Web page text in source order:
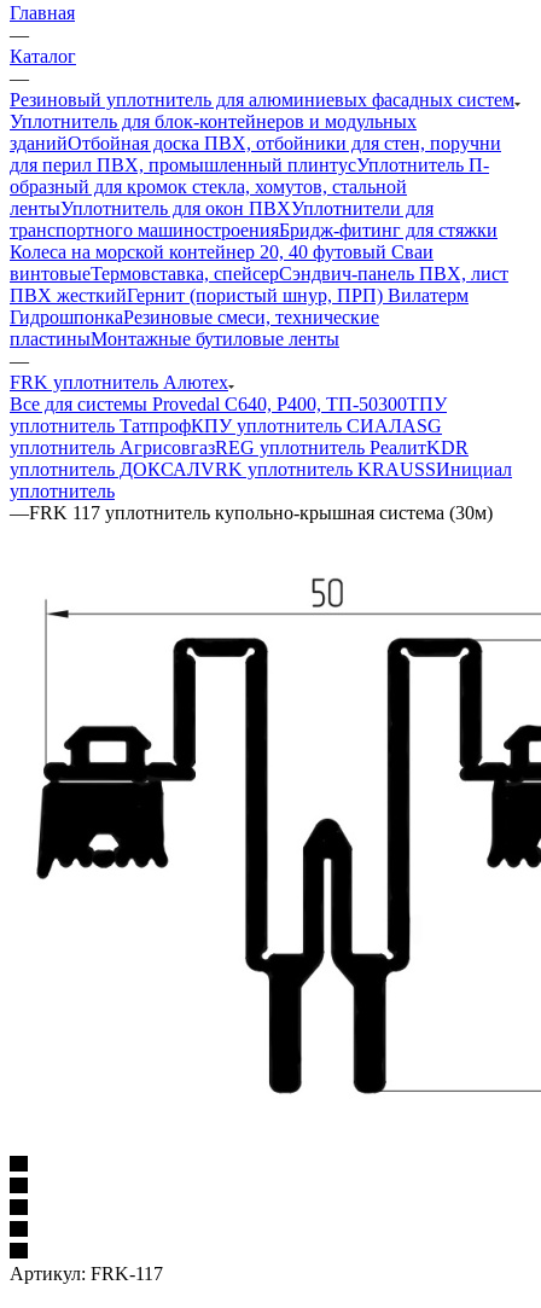
Главная
—
Каталог
—
Резиновый уплотнитель для алюминиевых фасадных систем
Уплотнитель для блок-контейнеров и модульных
зданийОтбойная доска ПВХ, отбойники для стен, поручни
для перил ПВХ, промышленный плинтусУплотнитель П-
образный для кромок стекла, хомутов, стальной
лентыУплотнитель для окон ПВХУплотнители для
транспортного машиностроенияБридж-фитинг для стяжки
Колеса на морской контейнер 20, 40 футовый Сваи
винтовыеТермовставка, спейсерСэндвич-панель ПВХ, лист
ПВХ жесткийГернит (пористый шнур, ПРП) Вилатерм
ГидрошпонкаРезиновые смеси, технические
пластиныМонтажные бутиловые ленты
—
FRK уплотнитель Алютех
Все для системы Provedal С640, Р400, ТП-50300ТПУ
уплотнитель ТатпрофКПУ уплотнитель СИАЛASG
уплотнитель АгрисовгазREG уплотнитель РеалитKDR
уплотнитель ДОКСАЛVRK уплотнитель KRAUSSИнициал
уплотнитель
—FRK 117 уплотнитель купольно-крышная система (30м)
Артикул: FRK-117